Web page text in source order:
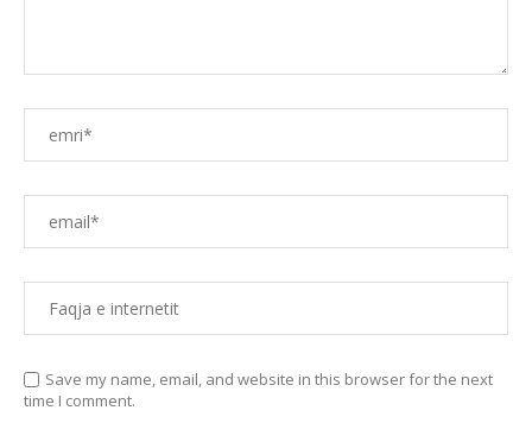
Save my name, email, and website in this browser for the next
time I comment.